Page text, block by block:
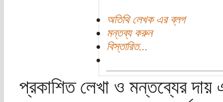
অতিথি লেখক এর ব্লগ
মন্তব্য করুন
বিস্তারিত...
প্রকাশিত লেখা ও মন্তব্যের দায়